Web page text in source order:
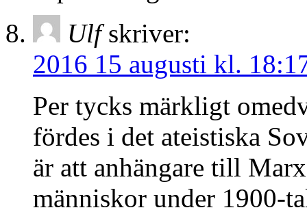
Ulf skriver:
2016 15 augusti kl.
Per tycks märkligt
fördes i det ateistiska
är att anhängare till
människor under 1900-